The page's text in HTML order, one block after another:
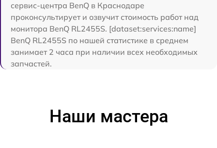
сервис-центра BenQ в Краснодаре
проконсультирует и озвучит стоимость работ над
монитора BenQ RL2455S. [dataset:services:name]
BenQ RL2455S по нашей статистике в среднем
занимает 2 часа при наличии всех необходимых
запчастей.
Наши мастера